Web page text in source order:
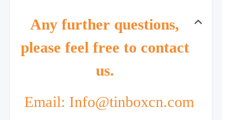
Any further questions,
please feel free to contact
us.
Email: Info@tinboxcn.com